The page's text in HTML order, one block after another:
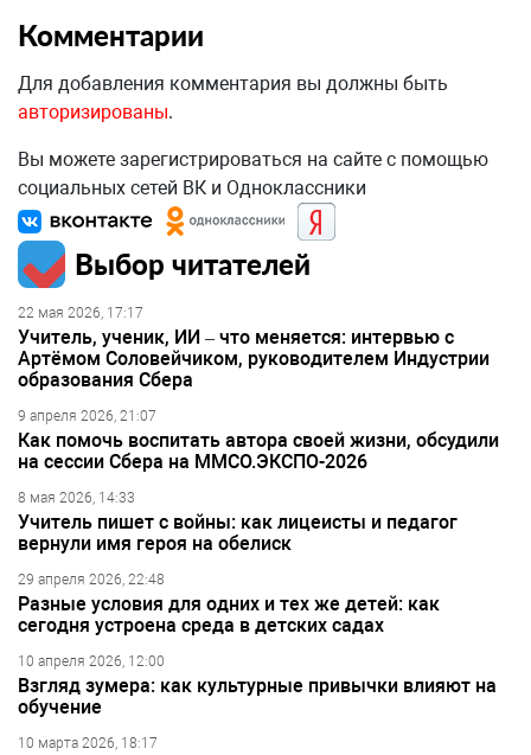
Комментарии
Для добавления комментария вы должны быть
авторизированы.
Вы можете зарегистрироваться на сайте с помощью
социальных сетей ВК и Одноклассники
Выбор читателей
22 мая 2026, 17:17
Учитель, ученик, ИИ – что меняется: интервью с
Артёмом Соловейчиком, руководителем Индустрии
образования Сбера
9 апреля 2026, 21:07
Как помочь воспитать автора своей жизни, обсудили
на сессии Сбера на ММСО.ЭКСПО-2026
8 мая 2026, 14:33
Учитель пишет с войны: как лицеисты и педагог
вернули имя героя на обелиск
29 апреля 2026, 22:48
Разные условия для одних и тех же детей: как
сегодня устроена среда в детских садах
10 апреля 2026, 12:00
Взгляд зумера: как культурные привычки влияют на
обучение
10 марта 2026, 18:17